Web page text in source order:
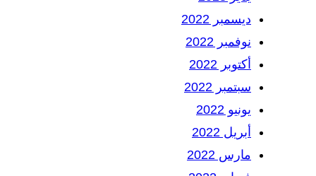
ديسمبر 2022
نوفمبر 2022
أكتوبر 2022
سبتمبر 2022
يونيو 2022
أبريل 2022
مارس 2022